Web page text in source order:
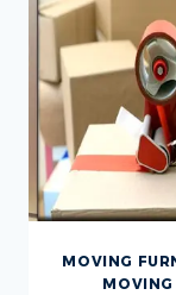
MOVING